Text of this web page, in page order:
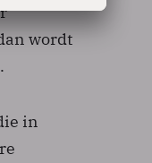
wordt
in